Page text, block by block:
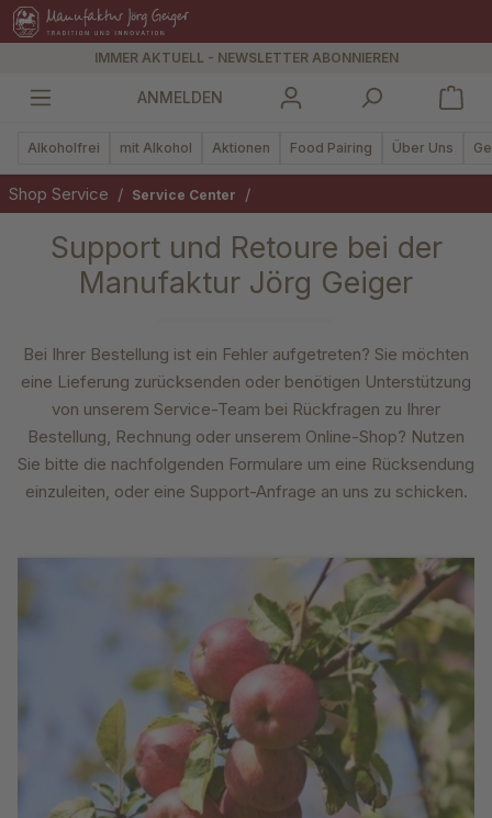
springen
IMMER AKTUELL - NEWSLETTER ABONNIEREN
ANMELDEN
Alkoholfrei mit Alkohol Aktionen Food Pairing Über Uns
Shop Service / Service Center /
Support und Retoure bei der
Manufaktur Jörg Geiger
Bei Ihrer Bestellung ist ein Fehler aufgetreten? Sie möchten
eine Lieferung zurücksenden oder benötigen Unterstützung
von unserem Service-Team bei Rückfragen zu Ihrer
Bestellung, Rechnung oder unserem Online-Shop? Nutzen
Sie bitte die nachfolgenden Formulare um eine Rücksendung
einzuleiten, oder eine Support-Anfrage an uns zu schicken.